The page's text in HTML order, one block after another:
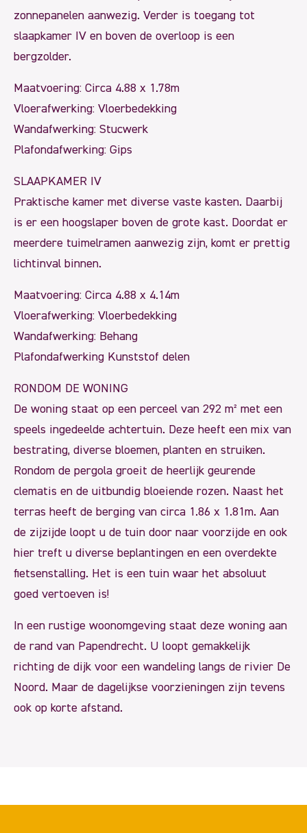
zonnepanelen aanwezig. Verder is toegang tot
slaapkamer IV en boven de overloop is een
bergzolder.
Maatvoering: Circa 4.88 x 1.78m
Vloerafwerking: Vloerbedekking
Wandafwerking: Stucwerk
Plafondafwerking: Gips
SLAAPKAMER IV
Praktische kamer met diverse vaste kasten. Daarbij
is er een hoogslaper boven de grote kast. Doordat er
meerdere tuimelramen aanwezig zijn, komt er prettig
lichtinval binnen.
Maatvoering: Circa 4.88 x 4.14m
Vloerafwerking: Vloerbedekking
Wandafwerking: Behang
Plafondafwerking Kunststof delen
RONDOM DE WONING
De woning staat op een perceel van 292 m² met een
speels ingedeelde achtertuin. Deze heeft een mix van
bestrating, diverse bloemen, planten en struiken.
Rondom de pergola groeit de heerlijk geurende
clematis en de uitbundig bloeiende rozen. Naast het
terras heeft de berging van circa 1.86 x 1.81m. Aan
de zijzijde loopt u de tuin door naar voorzijde en ook
hier treft u diverse beplantingen en een overdekte
fietsenstalling. Het is een tuin waar het absoluut
goed vertoeven is!
In een rustige woonomgeving staat deze woning aan
de rand van Papendrecht. U loopt gemakkelijk
richting de dijk voor een wandeling langs de rivier De
Noord. Maar de dagelijkse voorzieningen zijn tevens
ook op korte afstand.